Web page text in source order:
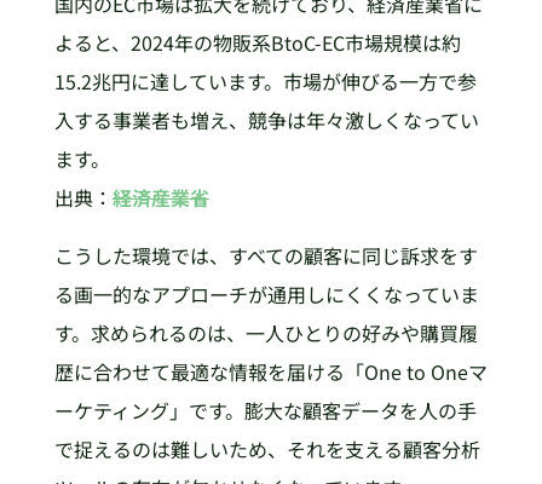
よると、2024年の物販系BtoC-EC市場規模は約
15.2兆円に達しています。市場が伸びる一方で参
入する事業者も増え、競争は年々激しくなってい
ます。
出典：経済産業省
こうした環境では、すべての顧客に同じ訴求をす
る画一的なアプローチが通用しにくくなっていま
す。求められるのは、一人ひとりの好みや購買履
歴に合わせて最適な情報を届ける「One to Oneマ
ーケティング」です。膨大な顧客データを人の手
で捉えるのは難しいため、それを支える顧客分析